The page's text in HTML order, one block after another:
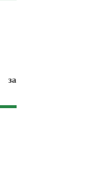
за